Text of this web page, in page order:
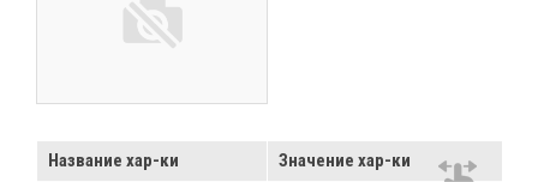
Название хар-ки
Значение хар-ки